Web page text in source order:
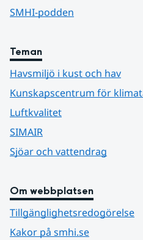
SMHI-podden
Teman
Havsmiljö i kust och hav
Kunskapscentrum för
Luftkvalitet
SIMAIR
Sjöar och vattendrag
Om webbplatsen
Tillgänglighetsredogörelse
Kakor på smhi.se